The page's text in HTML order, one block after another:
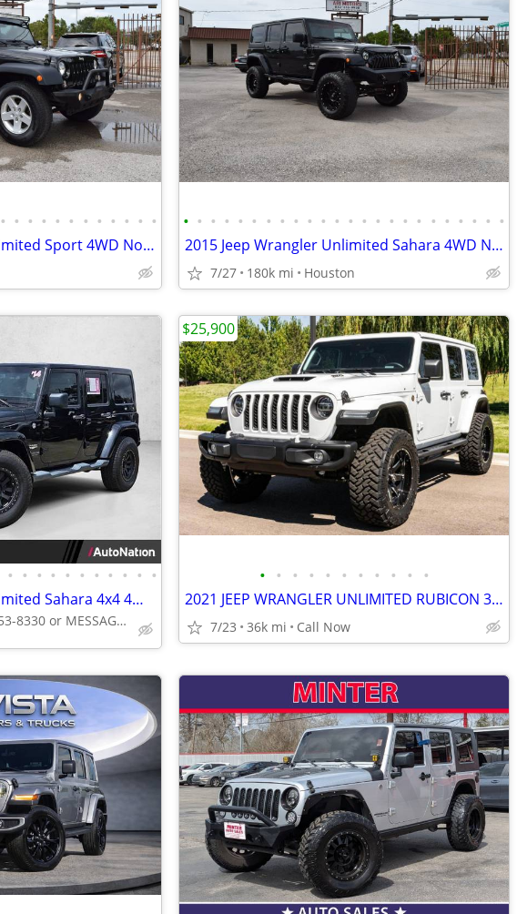
• • • • • • • • • • • •
2015 Jeep Wrangler Unlimited Sport 4WD No accident LOW MILES
• • • • • • • • • • • • • • • • • • • • • • • •
2015 Jeep Wrangler Unlimited Sahara 4WD No accident Lifted
7/27 180k mi Houston
• • • • • • • • • • •
2014 Jeep Wrangler Unlimited Sahara 4x4 4WD SUV AUTONATION
Call (281) 853-8330 or MESSAGE/CHAT to confirm availability
• • • • • • • • • • •
2021 JEEP WRANGLER UNLIMITED RUBICON 392
7/23 36k mi Call Now
$25,900